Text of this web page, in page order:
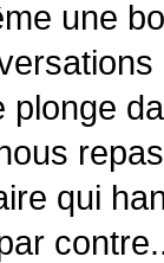
une
plonge
qui